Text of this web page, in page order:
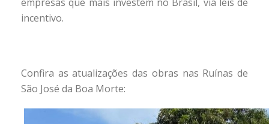
incentivo.
Confira as atualizações das obras nas Ruínas de
São José da Boa Morte: